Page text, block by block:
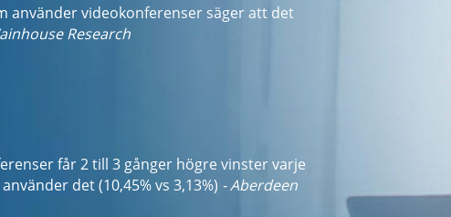
använder videokonferenser säger att det
Research
får 2 till 3 gånger högre vinster varje
det (10,45% vs 3,13%) - Aberdeen